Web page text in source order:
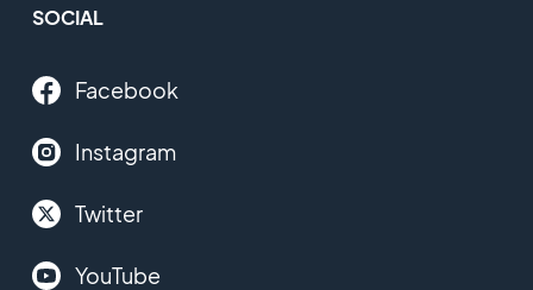
SOCIAL
Facebook
Instagram
Twitter
YouTube